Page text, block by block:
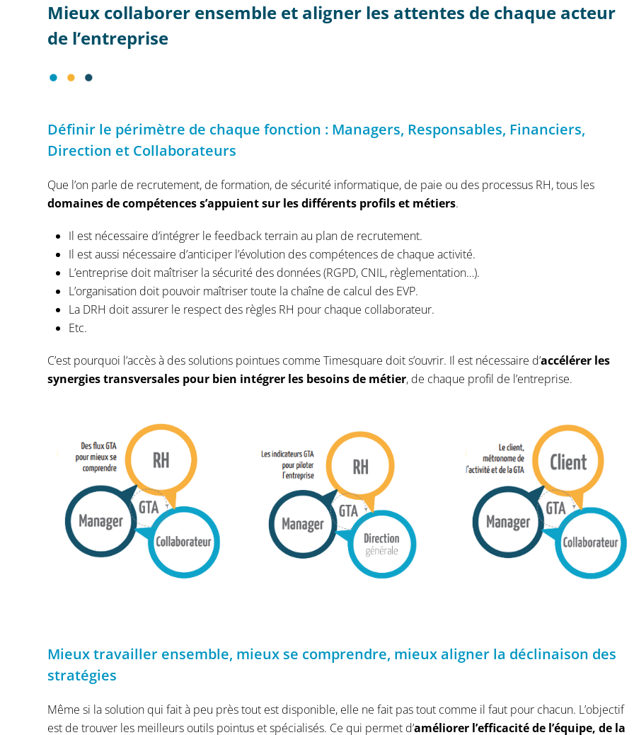
Mieux collaborer ensemble et aligner les attentes de chaque acteur
de l’entreprise
Définir le périmètre de chaque fonction : Managers, Responsables, Financiers,
Direction et Collaborateurs
Que l’on parle de recrutement, de formation, de sécurité informatique, de paie ou des processus RH, tous les
domaines de compétences s’appuient sur les différents profils et métiers.
Il est nécessaire d’intégrer le feedback terrain au plan de recrutement.
Il est aussi nécessaire d’anticiper l’évolution des compétences de chaque activité.
L’entreprise doit maîtriser la sécurité des données (RGPD, CNIL, règlementation…).
L’organisation doit pouvoir maîtriser toute la chaîne de calcul des EVP.
La DRH doit assurer le respect des règles RH pour chaque collaborateur.
Etc.
C’est pourquoi l’accès à des solutions pointues comme Timesquare doit s’ouvrir. Il est nécessaire d’accélérer les
synergies transversales pour bien intégrer les besoins de métier, de chaque profil de l’entreprise.
Mieux travailler ensemble, mieux se comprendre, mieux aligner la déclinaison des
stratégies
Même si la solution qui fait à peu près tout est disponible, elle ne fait pas tout comme il faut pour chacun. L’objectif
est de trouver les meilleurs outils pointus et spécialisés. Ce qui permet d’améliorer l’efficacité de l’équipe, de la